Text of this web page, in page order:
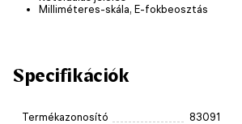
Milliméteres-skála, E-fokbeosztás
Specifikációk
Termékazonosító 83091